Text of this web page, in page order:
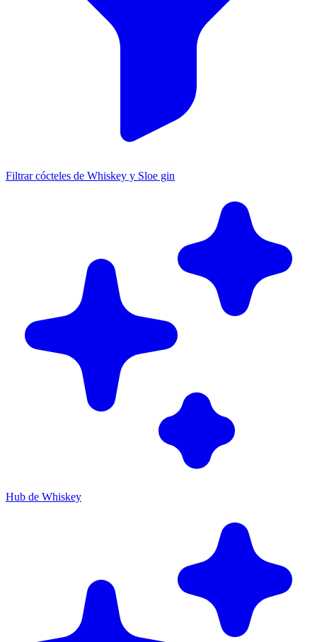
Filtrar cócteles de Whiskey y Sloe gin
Hub de Whiskey